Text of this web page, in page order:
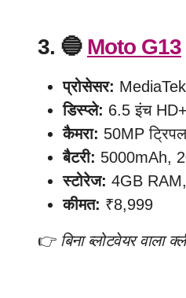
3. 🔵 Moto G13
प्रोसेसर:
डिस्प्ले: 6.5 इंच
कैमरा: 50MP
बैटरी: 5000mAh,
स्टोरेज: 4GB
कीमत: ₹8,999
👉 बिना ब्लोटवेयर